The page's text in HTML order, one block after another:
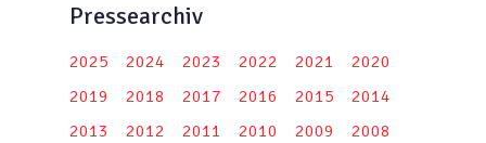
Pressearchiv
2025 2024 2023 2022 2021
2020
2019
2018 2017 2016 2015
2014
2013
2012 2011 2010 2009
2008